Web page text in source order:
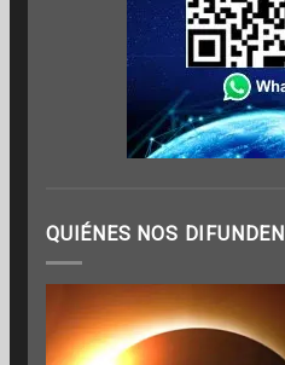
QUIÉNES NOS DIFUNDEN